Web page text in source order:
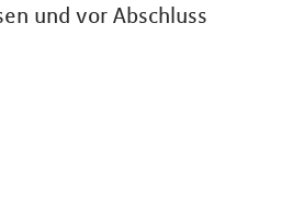
und vor Abschluss